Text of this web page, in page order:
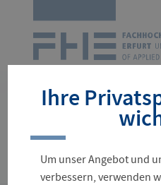
überspringenIhre
Um unser Angebot und
verbessern, verwenden